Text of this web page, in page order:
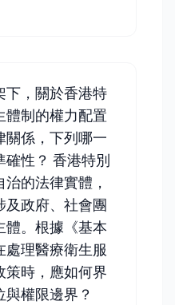
下，關於香港特
體制的權力配置
關係，下列哪一
性？ 香港特別
的法律實體，
及政府、社會團
體。根據《基本
處理醫療衛生服
策時，應如何界
權限邊界？